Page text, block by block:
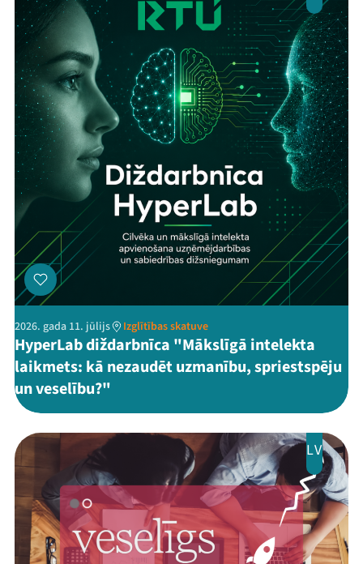
2026. gada 11. jūlijs Izglītības skatuve
HyperLab diždarbnīca "Mākslīgā intelekta
laikmets: kā nezaudēt uzmanību, spriestspēju
un veselību?"
LV